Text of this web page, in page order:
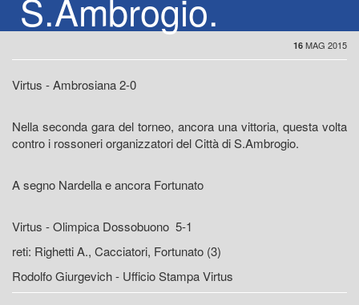
S.Ambrogio.
16 MAG 2015
Virtus - Ambrosiana 2-0
Nella seconda gara del torneo, ancora una vittoria, questa volta
contro i rossoneri organizzatori del Città di S.Ambrogio.
A segno Nardella e ancora Fortunato
Virtus - Olimpica Dossobuono 5-1
reti: Righetti A., Cacciatori, Fortunato (3)
Rodolfo Giurgevich - Ufficio Stampa Virtus